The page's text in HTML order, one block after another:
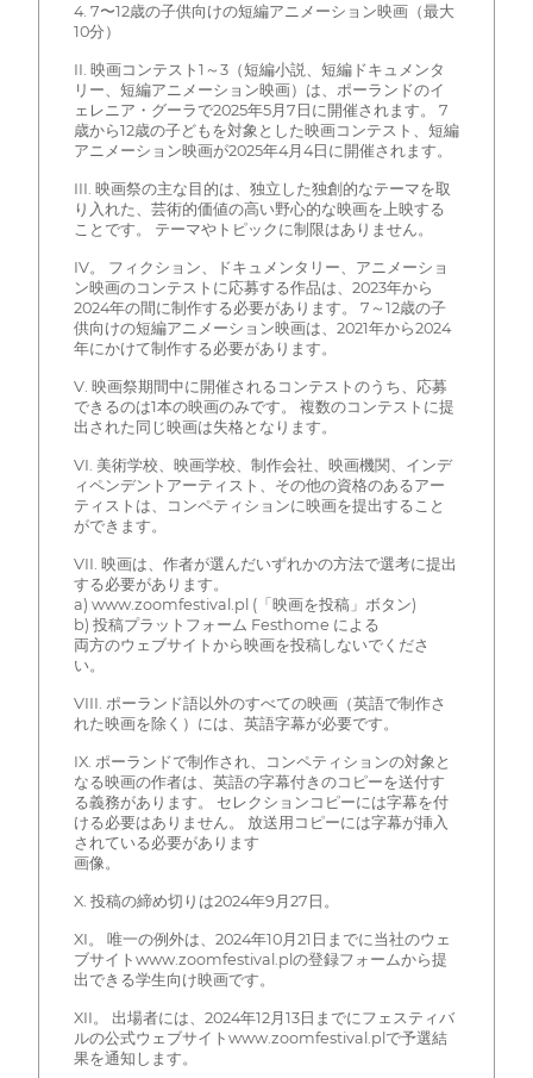
4. 7〜12歳の子供向けの短編アニメーション映画（最大
10分）
II. 映画コンテスト1～3（短編小説、短編ドキュメンタ
リー、短編アニメーション映画）は、ポーランドのイ
ェレニア・グーラで2025年5月7日に開催されます。 7
歳から12歳の子どもを対象とした映画コンテスト、短編
アニメーション映画が2025年4月4日に開催されます。
III. 映画祭の主な目的は、独立した独創的なテーマを取
り入れた、芸術的価値の高い野心的な映画を上映する
ことです。 テーマやトピックに制限はありません。
IV。 フィクション、ドキュメンタリー、アニメーショ
ン映画のコンテストに応募する作品は、2023年から
2024年の間に制作する必要があります。 7～12歳の子
供向けの短編アニメーション映画は、2021年から2024
年にかけて制作する必要があります。
V. 映画祭期間中に開催されるコンテストのうち、応募
できるのは1本の映画のみです。 複数のコンテストに提
出された同じ映画は失格となります。
VI. 美術学校、映画学校、制作会社、映画機関、インデ
ィペンデントアーティスト、その他の資格のあるアー
ティストは、コンペティションに映画を提出すること
ができます。
VII. 映画は、作者が選んだいずれかの方法で選考に提出
する必要があります。
a) www.zoomfestival.pl (「映画を投稿」ボタン)
b) 投稿プラットフォーム Festhome による
両方のウェブサイトから映画を投稿しないでくださ
い。
VIII. ポーランド語以外のすべての映画（英語で制作さ
れた映画を除く）には、英語字幕が必要です。
IX. ポーランドで制作され、コンペティションの対象と
なる映画の作者は、英語の字幕付きのコピーを送付す
る義務があります。 セレクションコピーには字幕を付
ける必要はありません。 放送用コピーには字幕が挿入
されている必要があります
画像。
X. 投稿の締め切りは2024年9月27日。
XI。 唯一の例外は、2024年10月21日までに当社のウェ
ブサイトwww.zoomfestival.plの登録フォームから提
出できる学生向け映画です。
XII。 出場者には、2024年12月13日までにフェスティバ
ルの公式ウェブサイトwww.zoomfestival.plで予選結
果を通知します。